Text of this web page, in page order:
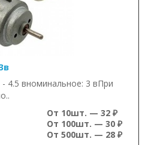
4.5 вноминальное: 3 вПри
От 10шт. — 32 ₽
От 100шт. — 30 ₽
От 500шт. — 28 ₽